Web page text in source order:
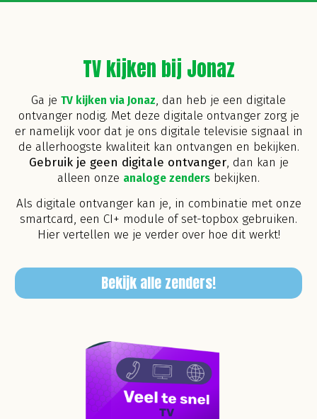
TV kijken bij Jonaz
Ga je TV kijken via Jonaz, dan heb je een digitale
ontvanger nodig. Met deze digitale ontvanger zorg je
er namelijk voor dat je ons digitale televisie signaal in
de allerhoogste kwaliteit kan ontvangen en bekijken.
Gebruik je geen digitale ontvanger, dan kan je
alleen onze analoge zenders bekijken.
Als digitale ontvanger kan je, in combinatie met onze
smartcard, een CI+ module of set-topbox gebruiken.
Hier vertellen we je verder over hoe dit werkt!
Bekijk alle zenders!